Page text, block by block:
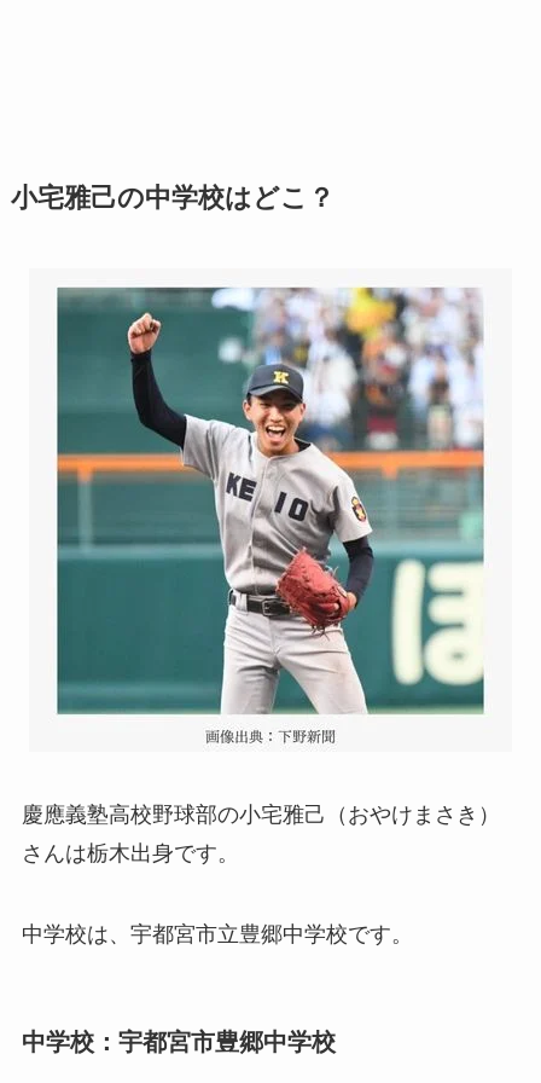
小宅雅己の中学校はどこ？
慶應義塾高校野球部の小宅雅己（おやけまさき）
さんは栃木出身です。
中学校は、宇都宮市立豊郷中学校です。
中学校：宇都宮市豊郷中学校